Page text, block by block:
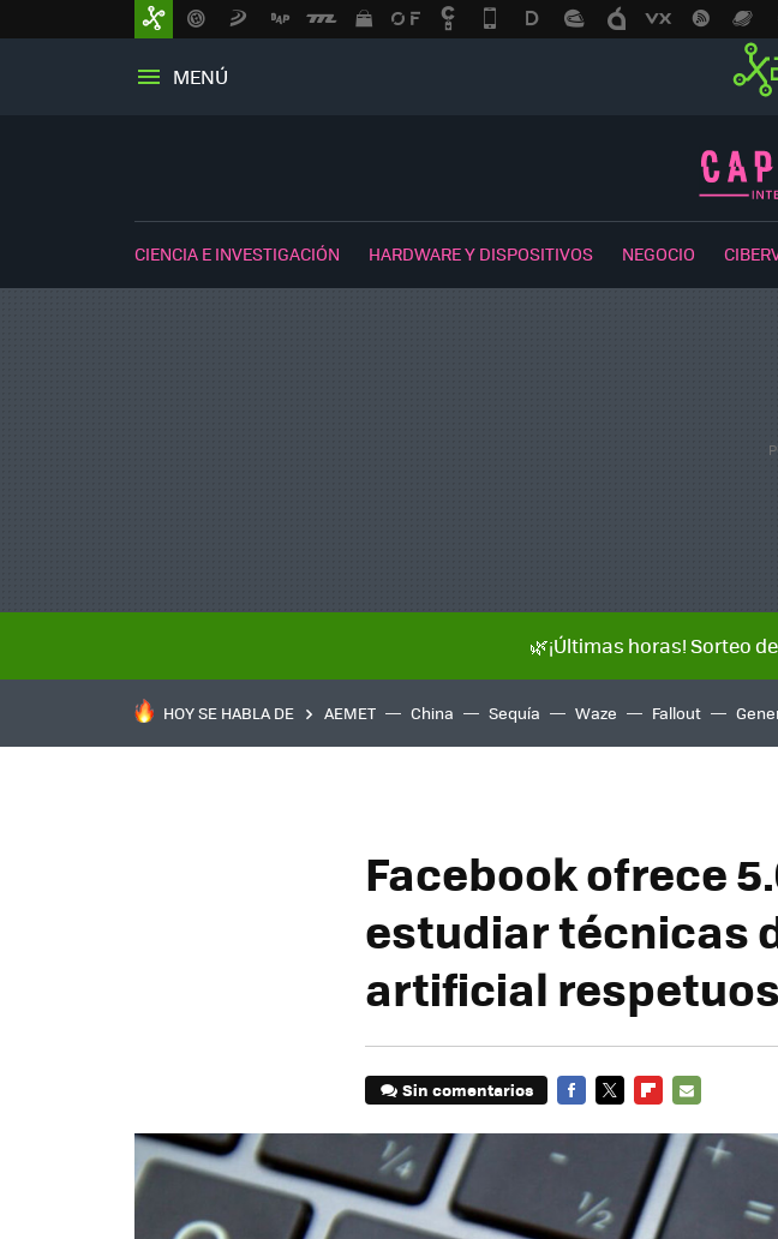
MENÚ
CIENCIA E INVESTIGACIÓN HARDWARE Y DISPOSITIVOS NEGOCIO
🌿¡Últimas horas! Sorteo
HOY SE HABLA DE AEMET China Sequía Waze Fallout
Facebook ofrece
estudiar técnicas
artificial
Sin comentarios
MAIL